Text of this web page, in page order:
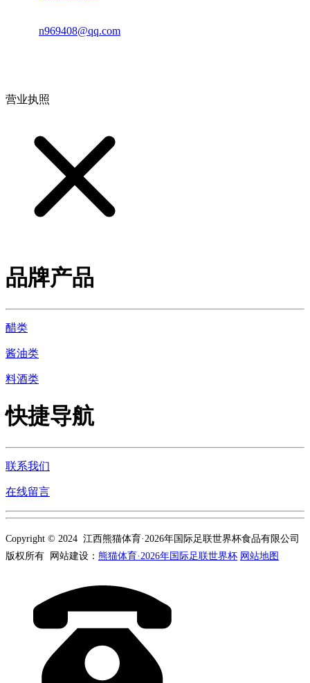
n969408@qq.com
营业执照
品牌产品
醋类
酱油类
料酒类
快捷导航
联系我们
在线留言
Copyright © 2024 江西熊猫体育·2026年国际足联世界杯食品有限公司
版权所有 网站建设： 熊猫体育·2026年国际足联世界杯 网站地图